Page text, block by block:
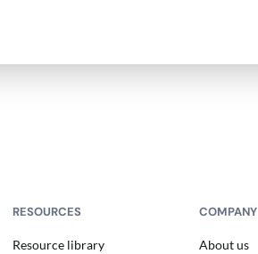
RESOURCES
Resource library
COMPANY
About us